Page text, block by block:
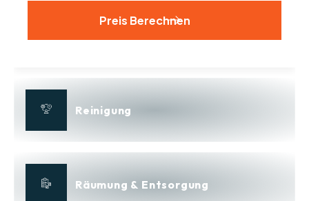
Reinigung
Räumung & Entsorgung